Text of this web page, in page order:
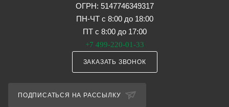
ОГРН: 5147746349317
ПН-ЧТ с 8:00 до 18:00
ПТ с 8:00 до 17:00
+7 499-220-01-33
ЗАКАЗАТЬ ЗВОНОК
ПОДПИСАТЬСЯ НА РАССЫЛКУ